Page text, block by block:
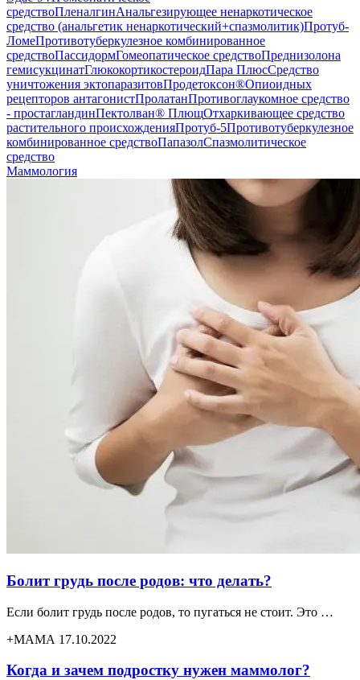
средствоПленалгинАнальгезирующее ненаркотическое
средство (анальгетик ненаркотический+спазмолитик)Протуб-
ЛомеПротивотуберкулезное комбинированное
средствоПассидормГомеопатическое средствоПреднизолона
гемисукцинатГлюкокортикостероидПара ПлюсСредство
уничтожения эктопаразитовПродетоксон®Опиоидных
рецепторов антагонистПролатанПротивоглаукомное средство
- простагландинПектолван® ПлющОтхаркивающее средство
растительного происхожденияПротуб-5Противотуберкулезное
комбинированное средствоПапазолСпазмолитическое
средство
Маммология
Болит грудь после родов: что делать?
Если болит грудь после родов, то пугаться не стоит. Это …
+МАМА 17.10.2022
Когда и зачем подростку нужен маммолог?